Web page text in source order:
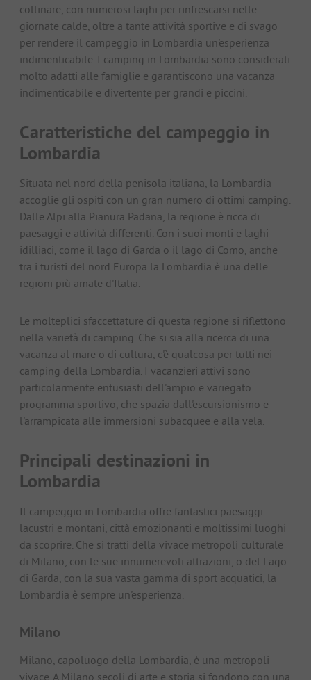
collinare, con numerosi laghi per rinfrescarsi nelle
giornate calde, oltre a tante attività sportive e di svago
per rendere il campeggio in Lombardia un'esperienza
indimenticabile. I camping in Lombardia sono considerati
molto adatti alle famiglie e garantiscono una vacanza
indimenticabile e divertente per grandi e piccini.
Caratteristiche del campeggio in
Lombardia
Situata nel nord della penisola italiana, la Lombardia
accoglie gli ospiti con un gran numero di ottimi camping.
Dalle Alpi alla Pianura Padana, la regione è ricca di
paesaggi e attività differenti. Con i suoi monti e laghi
idilliaci, come il lago di Garda o il lago di Como, anche
tra i turisti del nord Europa la Lombardia è una delle
regioni più amate d'Italia.
Le molteplici sfaccettature di questa regione si riflettono
nella varietà di camping. Che si sia alla ricerca di una
vacanza al mare o di cultura, c'è qualcosa per tutti nei
camping della Lombardia. I vacanzieri attivi sono
particolarmente entusiasti dell'ampio e variegato
programma sportivo, che spazia dall'escursionismo e
l'arrampicata alle immersioni subacquee e alla vela.
Principali destinazioni in
Lombardia
Il campeggio in Lombardia offre fantastici paesaggi
lacustri e montani, città emozionanti e moltissimi luoghi
da scoprire. Che si tratti della vivace metropoli culturale
di Milano, con le sue innumerevoli attrazioni, o del Lago
di Garda, con la sua vasta gamma di sport acquatici, la
Lombardia è sempre un'esperienza.
Milano
Milano, capoluogo della Lombardia, è una metropoli
vivace. A Milano secoli di arte e storia si fondono con una